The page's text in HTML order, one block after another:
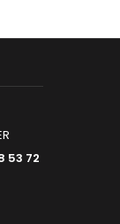
53 72